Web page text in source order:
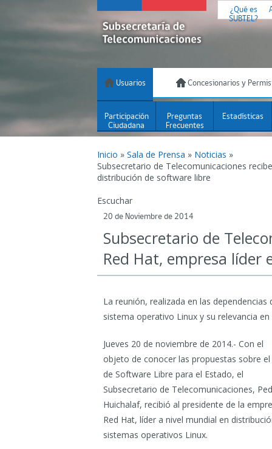
¿Qué es
SUBTEL?
Usuarios Concesionarios y
Participación
Ciudadana
Preguntas
Frecuentes
Estadísticas
Inicio » Sala de Prensa » Noticias »
Subsecretario de Telecomunicaciones
distribución de software libre
Escuchar
20 de Noviembre de 2014
Subsecretario de
Red Hat, empresa
La reunión, realizada en las
sistema operativo Linux y su relevancia
Jueves 20 de noviembre de 2014.- Con el
objeto de conocer las propuestas sobre
de Software Libre para el Estado, el
Subsecretario de Telecomunicaciones,
Huichalaf, recibió al presidente de la
Red Hat, líder a nivel mundial en
sistemas operativos Linux.